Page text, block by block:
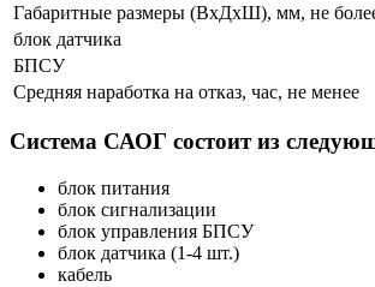
Габаритные размеры (ВхДхШ), мм, не
блок датчика
БПСУ
Средняя наработка на отказ, час, не менее
Система САОГ состоит из
блок питания
блок сигнализации
блок управления БПСУ
блок датчика (1-4 шт.)
кабель